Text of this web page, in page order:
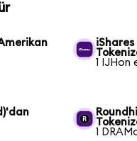
iShares
1 IJHon
1